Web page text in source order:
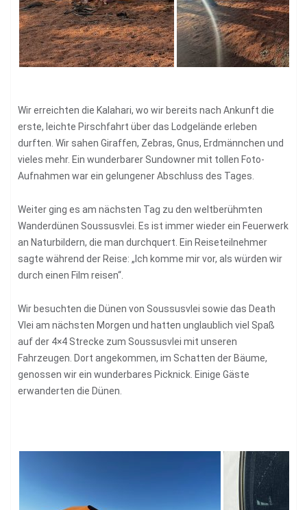
Wir erreichten die Kalahari, wo wir bereits nach Ankunft die
erste, leichte Pirschfahrt über das Lodgelände erleben
durften. Wir sahen Giraffen, Zebras, Gnus, Erdmännchen und
vieles mehr. Ein wunderbarer Sundowner mit tollen Foto-
Aufnahmen war ein gelungener Abschluss des Tages.
Weiter ging es am nächsten Tag zu den weltberühmten
Wanderdünen Soussusvlei. Es ist immer wieder ein Feuerwerk
an Naturbildern, die man durchquert. Ein Reiseteilnehmer
sagte während der Reise: „Ich komme mir vor, als würden wir
durch einen Film reisen“.
Wir besuchten die Dünen von Soussusvlei sowie das Death
Vlei am nächsten Morgen und hatten unglaublich viel Spaß
auf der 4×4 Strecke zum Soussusvlei mit unseren
Fahrzeugen. Dort angekommen, im Schatten der Bäume,
genossen wir ein wunderbares Picknick. Einige Gäste
erwanderten die Dünen.